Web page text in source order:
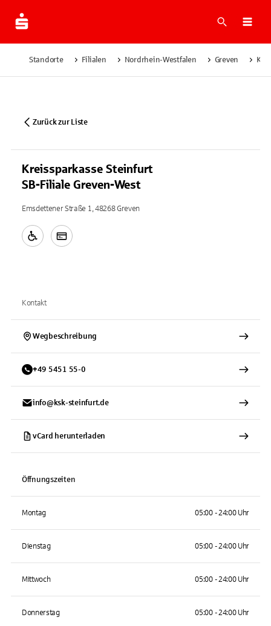
Suche
Standorte Filialen Nordrhein-Westfalen Greven
Zurück zur Liste
Kreissparkasse Steinfurt
SB-Filiale Greven-West
Emsdettener Straße 1, 48268 Greven
Kontakt
Wegbeschreibung
+49 5451 55-0
info@ksk-steinfurt.de
vCard herunterladen
Öffnungszeiten
Montag 05:00 - 24:00 Uhr
Dienstag 05:00 - 24:00 Uhr
Mittwoch 05:00 - 24:00 Uhr
Donnerstag 05:00 - 24:00 Uhr